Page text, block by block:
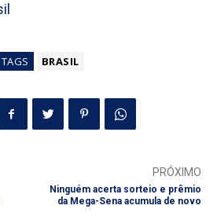
TAGS BRASIL
PRÓXIMO
Ninguém acerta sorteio e prêmio
da Mega-Sena acumula de novo